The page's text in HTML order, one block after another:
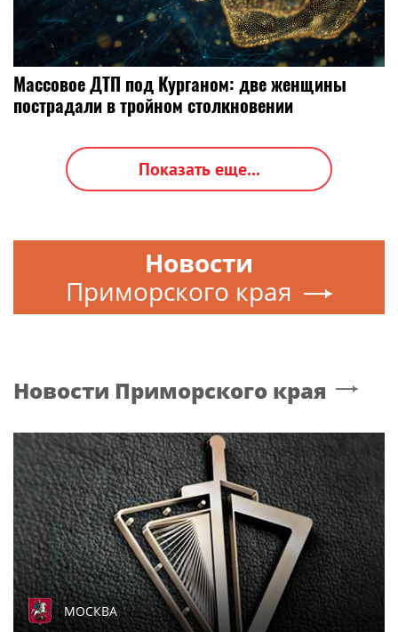
Массовое ДТП под Курганом: две женщины
пострадали в тройном столкновении
Показать еще...
Новости
Приморского края
Новости Приморского края
МОСКВА